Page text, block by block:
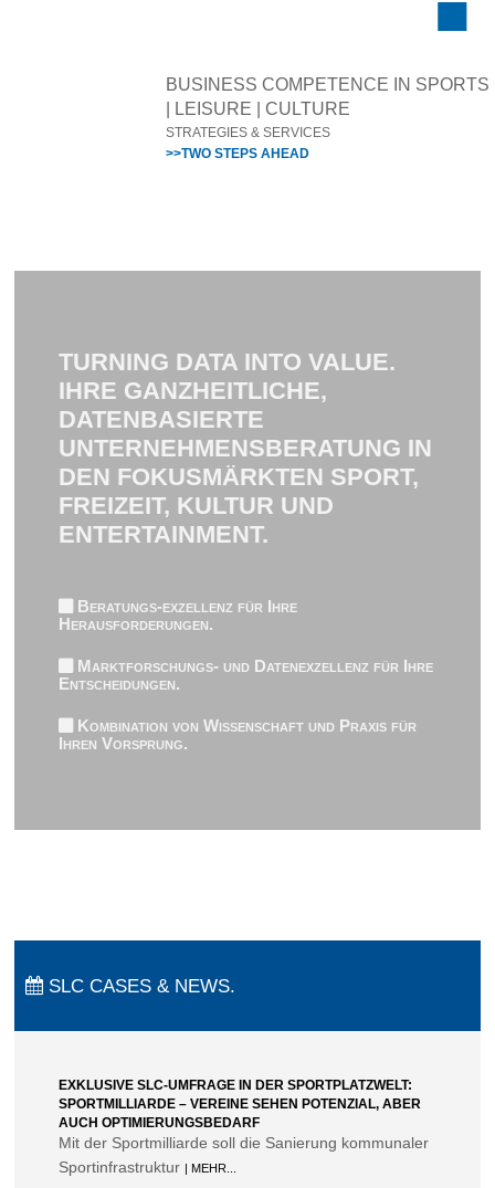
BUSINESS COMPETENCE IN SPORTS
| LEISURE | CULTURE
STRATEGIES & SERVICES
>>TWO STEPS AHEAD
TURNING DATA INTO VALUE.
IHRE GANZHEITLICHE,
DATENBASIERTE
UNTERNEHMENSBERATUNG IN
DEN FOKUSMÄRKTEN SPORT,
FREIZEIT, KULTUR UND
ENTERTAINMENT.
Beratungs-exzellenz für Ihre
Herausforderungen.
Marktforschungs- und Datenexzellenz für Ihre
Entscheidungen.
Kombination von Wissenschaft und Praxis für
Ihren Vorsprung.
SLC CASES & NEWS.
EXKLUSIVE SLC-UMFRAGE IN DER SPORTPLATZWELT:
SPORTMILLIARDE – VEREINE SEHEN POTENZIAL, ABER
AUCH OPTIMIERUNGSBEDARF
Mit der Sportmilliarde soll die Sanierung kommunaler
Sportinfrastruktur | MEHR...